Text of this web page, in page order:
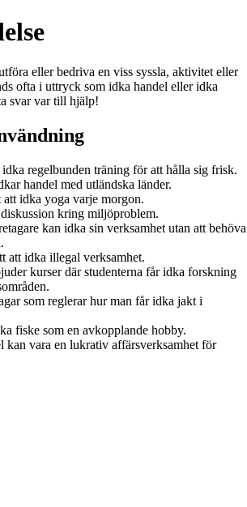
eller bedriva en viss syssla, aktivitet eller
ofta i uttryck som idka handel eller idka
svar var till hjälp!
regelbunden träning för att hålla sig frisk.
handel med utländska länder.
att idka yoga varje morgon.
kring miljöproblem.
kan idka sin verksamhet utan att behöva
att idka illegal verksamhet.
kurser där studenterna får idka forskning
som reglerar hur man får idka jakt i
fiske som en avkopplande hobby.
kan vara en lukrativ affärsverksamhet för